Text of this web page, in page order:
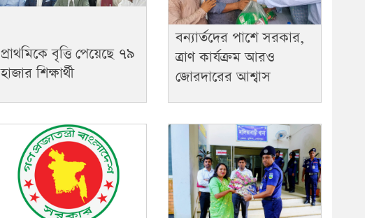
প্রাথমিকে বৃত্তি পেয়েছে ৭৯
হাজার শিক্ষার্থী
বন্যার্তদের পাশে সরকার,
ত্রাণ কার্যক্রম আরও
জোরদারের আশ্বাস